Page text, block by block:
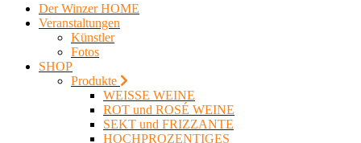
Der Winzer HOME
Veranstaltungen
Künstler
Fotos
SHOP
Produkte
WEISSE WEINE
ROT und ROSÉ WEINE
SEKT und FRIZZANTE
HOCHPROZENTIGES